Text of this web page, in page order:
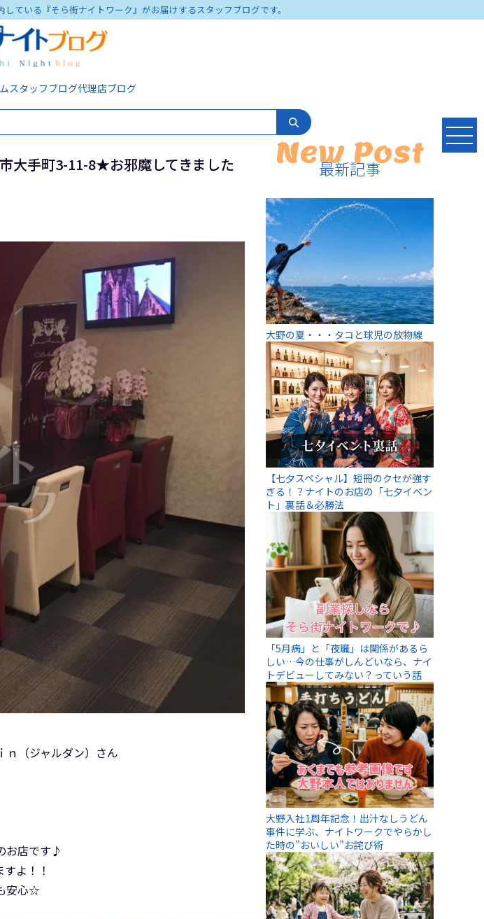
ている『そら街ナイトワーク』がお届けするスタッフブログです。
スタッフブログ代理店ブログ
大手町3-11-8★お邪魔してきました
ｎ（ジャルダン）さん
お店です♪
よ！！
安心☆
New Post
最新記事
大野の夏・・・タコと球児の放物線
【七夕スペシャル】短冊のクセが強す
ぎる！？ナイトのお店の「七夕イベン
ト」裏話＆必勝法
「5月病」と「夜職」は関係があるら
しい…今の仕事がしんどいなら、ナイ
トデビューしてみない？っていう話
大野入社1周年記念！出汁なしうどん
事件に学ぶ、ナイトワークでやらかし
た時の”おいしい”お詫び術